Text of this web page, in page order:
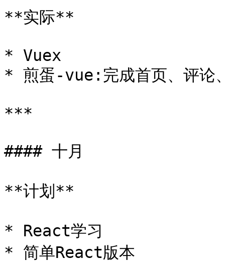
**实际**
* Vuex
* 煎蛋-vue:完成首页、评论
***
#### 十月
**计划**
* React学习
* 简单React版本